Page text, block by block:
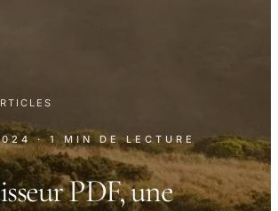
· 1 MIN DE LECTURE
PDF, une